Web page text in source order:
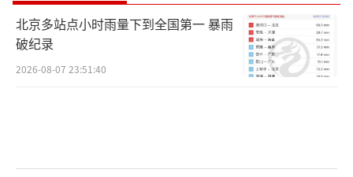
北京多站点小时雨量下到全国第一 暴雨
破纪录
2026-08-07 23:51:40